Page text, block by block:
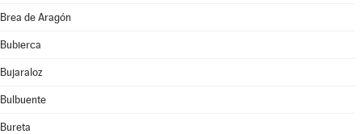
Brea de Aragón
Bubierca
Bujaraloz
Bulbuente
Bureta